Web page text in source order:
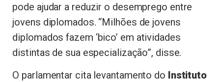
pode ajudar a reduzir o desemprego entre
jovens diplomados. “Milhões de jovens
diplomados fazem ‘bico’ em atividades
distintas de sua especialização”, disse.
O parlamentar cita levantamento do Instituto